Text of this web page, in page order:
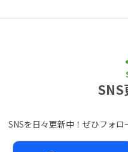
SNSを日々更新中！ぜひフォロ